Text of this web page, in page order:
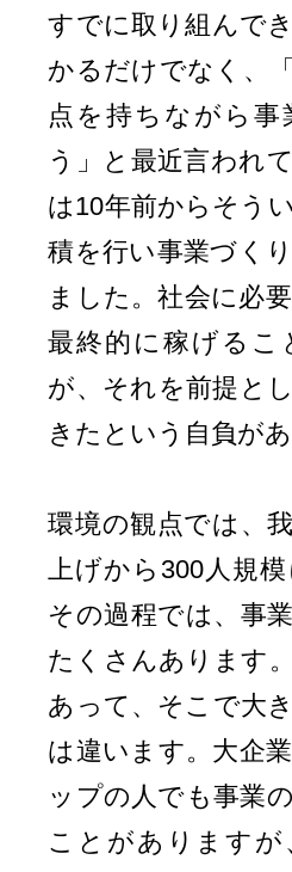
すでに取り組んで
かるだけでなく、
点を持ちながら事
う」と最近言われ
は10年前からそう
積を行い事業づく
ました。社会に必
最終的に稼げるこ
が、それを前提と
きたという自負があ
環境の観点では、
上げから300人規模
その過程では、事
たくさんあります
あって、そこで大
は違います。大企
ップの人でも事業
ことがありますが